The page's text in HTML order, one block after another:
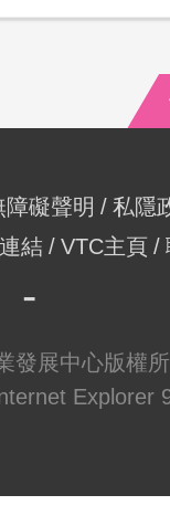
障礙聲明
私隱
結 VTC主頁
發展中心版權
Explorer